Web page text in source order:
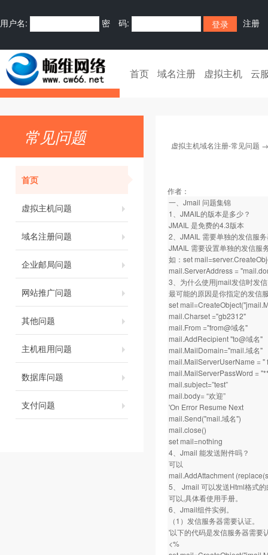
用户名: 密 码: 注册
首页 域名注册 虚拟主机 云
常见问题
首页
虚拟主机问题
域名注册问题
企业邮局问题
网站推广问题
其他问题
主机租用问题
数据库问题
支付问题
虚拟主机域名注册-常见问题
作者：
一、Jmail 问题集锦
1、JMAIL的版本是多少？
JMAIL 是免费的4.3版本
2、JMAIL 需要单独的发信服
JMAIL 需要设置单独的发信服
如：set
mail.ServerAddress =
3、为什么使用jmail发信时发
最可能的原因是你指定的发信
set
mail.Charset ="gb2312"
mail.From ="from@域名"
mail.AddRecipient "to@域名"
mail.MailDomain="mail.域名"
mail.MailServerUserName = "
mail.MailServerPassWord =
mail.subject=”test”
mail.body= “欢迎”
'On Error Resume Next
mail.Send("mail.域名")
mail.close()
set mail=nothing
4、Jmail 能发送附件吗？
可以
mail.AddAttachment
5、 Jmail 可以发送Html格式
可以,具体看使用手册。
6、Jmail组件实例。
（1）发信服务器需要认证。
'以下的代码是发信服务器需要
<%